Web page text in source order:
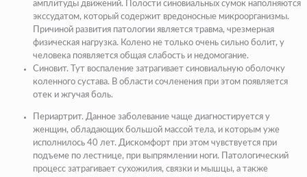
амплитуды движений. Полости синовиальных сумок наполняются
экссудатом, который содержит вредоносные микроорганизмы.
Причиной развития патологии является травма, чрезмерная
физическая нагрузка. Колено не только очень сильно болит, у
человека появляется общая слабость и недомогание.
Синовит. Тут воспаление затрагивает синовиальную оболочку
коленного сустава. В области сочленения при этом появляется
отек и жгучая боль.
Периартрит. Данное заболевание чаще диагностируется у
женщин, обладающих большой массой тела, и которым уже
исполнилось 40 лет. Дискомфорт при этом чувствуется при
подъеме по лестнице, при выпрямлении ноги. Патологический
процесс затрагивает сухожилия, связки и мышцы, а также